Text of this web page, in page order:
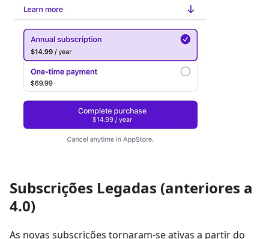
Subscrições Legadas (anteriores a
4.0)
As novas subscrições tornaram-se ativas a partir do